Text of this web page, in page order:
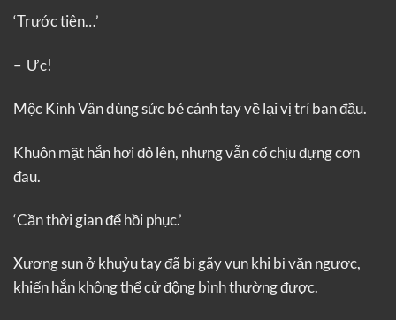
‘Trước tiên…’
– Ực!
Mộc Kinh Vân dùng sức bẻ cánh tay về lại vị trí ban đầu.
Khuôn mặt hắn hơi đỏ lên, nhưng vẫn cố chịu đựng cơn
đau.
‘Cần thời gian để hồi phục.’
Xương sụn ở khuỷu tay đã bị gãy vụn khi bị vặn ngược,
khiến hắn không thể cử động bình thường được.